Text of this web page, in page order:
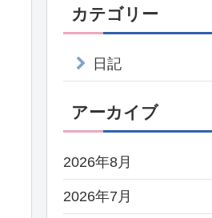
カテゴリー
日記
アーカイブ
2026年8月
2026年7月